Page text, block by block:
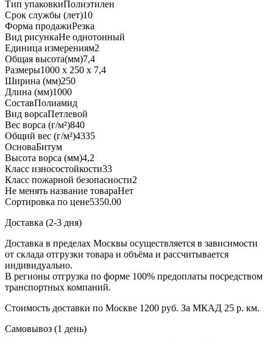
Тип упаковкиПолиэтилен
Срок службы (лет)10
Форма продажиРезка
Вид рисункаНе однотонный
Единица измерениям2
Общая высота(мм)7,4
Размеры1000 х 250 х 7,4
Ширина (мм)250
Длина (мм)1000
СоставПолиамид
Вид ворсаПетлевой
Вес ворса (г/м²)840
Общий вес (г/м²)4335
ОсноваБитум
Высота ворса (мм)4,2
Класс износостойкости33
Класс пожарной безопасности2
Не менять название товараНет
Сортировка по цене5350.00
Доставка (2-3 дня)
Доставка в пределах Москвы осуществляется в зависимости
от склада отгрузки товара и объёма и рассчитывается
индивидуально.
В регионы отгрузка по форме 100% предоплаты посредством
транспортных компаний.
Стоимость доставки по Москве 1200 руб. За МКАД 25 р. км.
Самовывоз (1 день)